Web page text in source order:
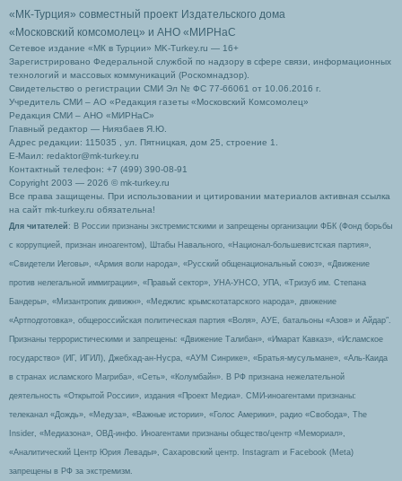
«МК-Турция» совместный проект Издательского дома
«Московский комсомолец» и АНО «МИРНаС
Сетевое издание «МК в Турции» MK-Turkey.ru — 16+
Зарегистрировано Федеральной службой по надзору в сфере связи, информационных
технологий и массовых коммуникаций (Роскомнадзор).
Свидетельство о регистрации СМИ Эл № ФС 77-66061 от 10.06.2016 г.
Учредитель СМИ – АО «Редакция газеты «Московский Комсомолец»
Редакция СМИ – АНО «МИРНаС»
Главный редактор — Ниязбаев Я.Ю.
Адрес редакции: 115035 , ул. Пятницкая, дом 25, строение 1.
Е-Маил: redaktor@mk-turkey.ru
Контактный телефон: +7 (499) 390-08-91
Copyright 2003 — 2026 © mk-turkey.ru
Все права защищены. При использовании и цитировании материалов активная ссылка
на сайт mk-turkey.ru обязательна!
Для читателей : В России признаны экстремистскими и запрещены организации ФБК (Фонд борьбы
с коррупцией, признан иноагентом), Штабы Навального, «Национал-большевистская партия»,
«Свидетели Иеговы», «Армия воли народа», «Русский общенациональный союз», «Движение
против нелегальной иммиграции», «Правый сектор», УНА-УНСО, УПА, «Тризуб им. Степана
Бандеры», «Мизантропик дивижн», «Меджлис крымскотатарского народа», движение
«Артподготовка», общероссийская политическая партия «Воля», АУЕ, батальоны «Азов» и Айдар″.
Признаны террористическими и запрещены: «Движение Талибан», «Имарат Кавказ», «Исламское
государство» (ИГ, ИГИЛ), Джебхад-ан-Нусра, «АУМ Синрике», «Братья-мусульмане», «Аль-Каида
в странах исламского Магриба», «Сеть», «Колумбайн». В РФ признана нежелательной
деятельность «Открытой России», издания «Проект Медиа». СМИ-иноагентами признаны:
телеканал «Дождь», «Медуза», «Важные истории», «Голос Америки», радио «Свобода», The
Insider, «Медиазона», ОВД-инфо. Иноагентами признаны общество/центр «Мемориал»,
«Аналитический Центр Юрия Левады», Сахаровский центр. Instagram и Facebook (Metа)
запрещены в РФ за экстремизм.